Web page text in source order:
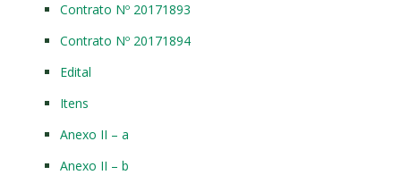
Contrato Nº 20171893
Contrato Nº 20171894
Edital
Itens
Anexo II – a
Anexo II – b